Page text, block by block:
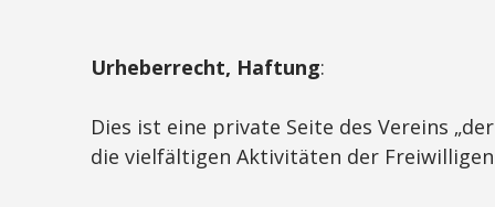
Urheberrecht, Haftung:
Dies ist eine private Seite des Vereins
die vielfältigen Aktivitäten der